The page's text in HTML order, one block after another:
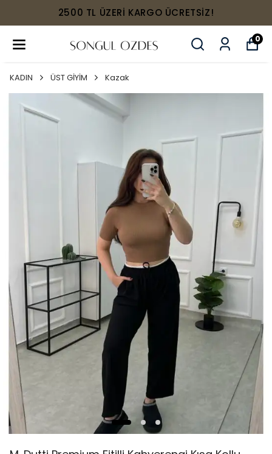
2500 TL ÜZERİ KARGO ÜCRETSİZ!
0
KADIN ÜST GİYİM Kazak